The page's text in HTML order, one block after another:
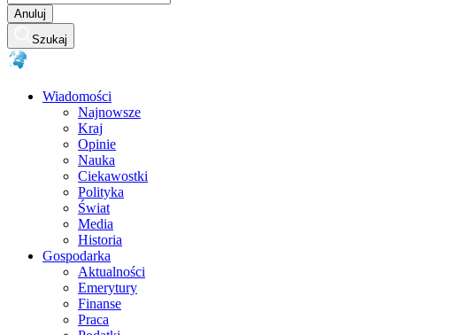
Anuluj
Szukaj
Wiadomości
Najnowsze
Kraj
Opinie
Nauka
Ciekawostki
Polityka
Świat
Media
Historia
Gospodarka
Aktualności
Emerytury
Finanse
Praca